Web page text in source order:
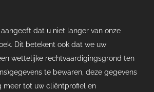
dat u niet langer van onze
Dit betekent ook dat we uw
wettelijke rechtvaardigingsgrond ten
te bewaren, deze gegevens
meer tot uw cliëntprofiel en